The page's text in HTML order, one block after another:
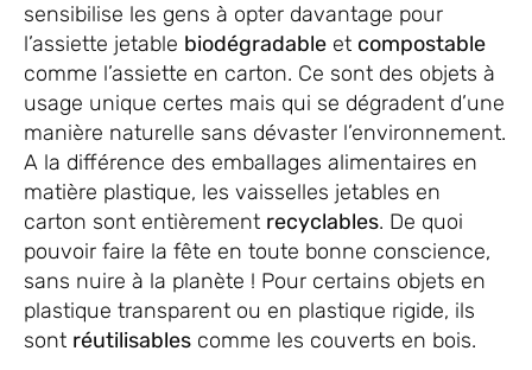
sensibilise les gens à opter davantage pour
l’assiette jetable biodégradable et compostable
comme l’assiette en carton. Ce sont des objets à
usage unique certes mais qui se dégradent d’une
manière naturelle sans dévaster l’environnement.
A la différence des emballages alimentaires en
matière plastique, les vaisselles jetables en
carton sont entièrement recyclables. De quoi
pouvoir faire la fête en toute bonne conscience,
sans nuire à la planète ! Pour certains objets en
plastique transparent ou en plastique rigide, ils
sont réutilisables comme les couverts en bois.